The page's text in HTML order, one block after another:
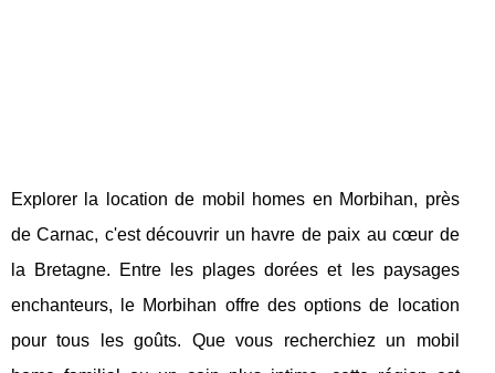
Explorer la location de mobil homes en Morbihan, près
de Carnac, c'est découvrir un havre de paix au cœur de
la Bretagne. Entre les plages dorées et les paysages
enchanteurs, le Morbihan offre des options de location
pour tous les goûts. Que vous recherchiez un mobil